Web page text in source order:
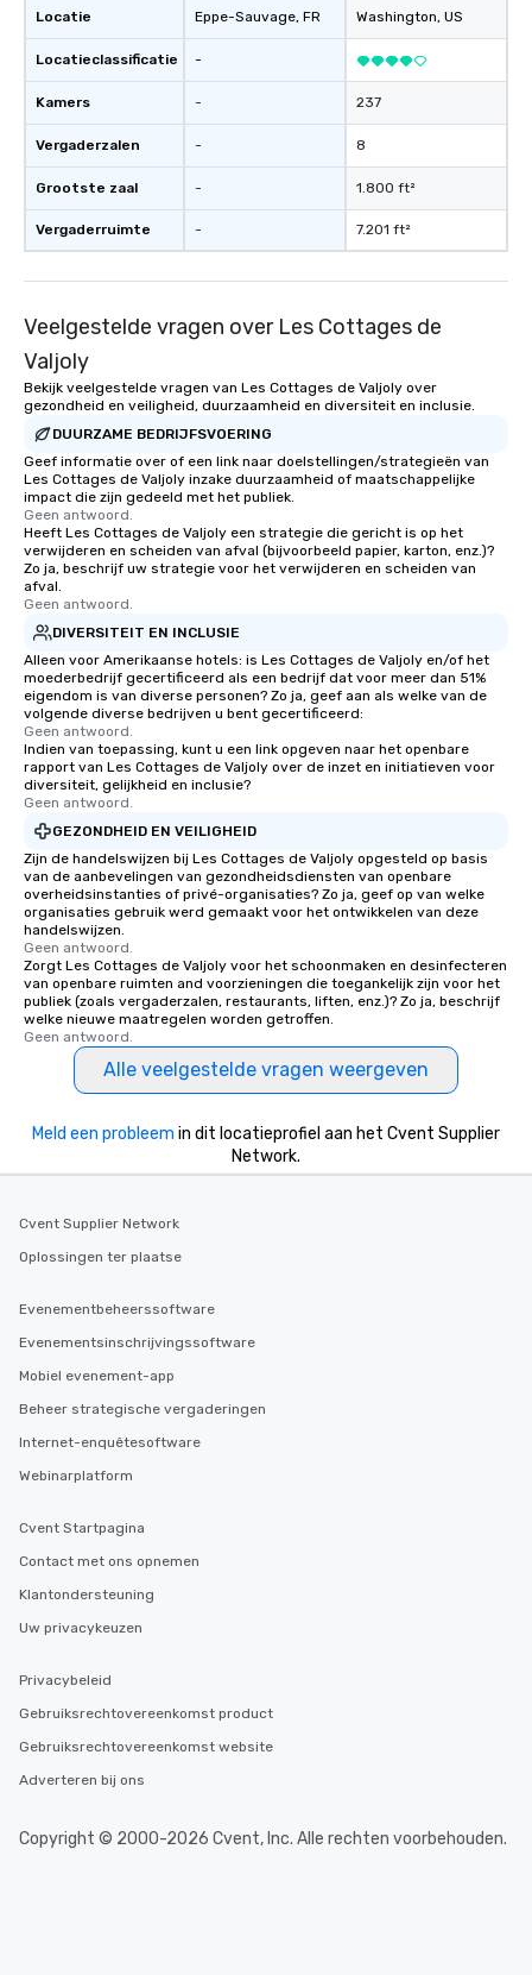
Locatie
Locatieclassificatie
Kamers
Vergaderzalen
Grootste zaal
Vergaderruimte
Eppe-Sauvage, FR
-
-
-
-
-
Washington, US
237
8
1.800 ft²
7.201 ft²
Veelgestelde vragen over Les Cottages de
Valjoly
Bekijk veelgestelde vragen van Les Cottages de Valjoly over
gezondheid en veiligheid, duurzaamheid en diversiteit en inclusie.
DUURZAME BEDRIJFSVOERING
Geef informatie over of een link naar doelstellingen/strategieën van
Les Cottages de Valjoly inzake duurzaamheid of maatschappelijke
impact die zijn gedeeld met het publiek.
Geen antwoord.
Heeft Les Cottages de Valjoly een strategie die gericht is op het
verwijderen en scheiden van afval (bijvoorbeeld papier, karton, enz.)?
Zo ja, beschrijf uw strategie voor het verwijderen en scheiden van
afval.
Geen antwoord.
DIVERSITEIT EN INCLUSIE
Alleen voor Amerikaanse hotels: is Les Cottages de Valjoly en/of het
moederbedrijf gecertificeerd als een bedrijf dat voor meer dan 51%
eigendom is van diverse personen? Zo ja, geef aan als welke van de
volgende diverse bedrijven u bent gecertificeerd:
Geen antwoord.
Indien van toepassing, kunt u een link opgeven naar het openbare
rapport van Les Cottages de Valjoly over de inzet en initiatieven voor
diversiteit, gelijkheid en inclusie?
Geen antwoord.
GEZONDHEID EN VEILIGHEID
Zijn de handelswijzen bij Les Cottages de Valjoly opgesteld op basis
van de aanbevelingen van gezondheidsdiensten van openbare
overheidsinstanties of privé-organisaties? Zo ja, geef op van welke
organisaties gebruik werd gemaakt voor het ontwikkelen van deze
handelswijzen.
Geen antwoord.
Zorgt Les Cottages de Valjoly voor het schoonmaken en desinfecteren
van openbare ruimten and voorzieningen die toegankelijk zijn voor het
publiek (zoals vergaderzalen, restaurants, liften, enz.)? Zo ja, beschrijf
welke nieuwe maatregelen worden getroffen.
Geen antwoord.
Alle veelgestelde vragen weergeven
Meld een probleem in dit locatieprofiel aan het Cvent Supplier
Network.
Cvent Supplier Network
Oplossingen ter plaatse
Evenementbeheerssoftware
Evenementsinschrijvingssoftware
Mobiel evenement-app
Beheer strategische vergaderingen
Internet-enquêtesoftware
Webinarplatform
Cvent Startpagina
Contact met ons opnemen
Klantondersteuning
Uw privacykeuzen
Privacybeleid
Gebruiksrechtovereenkomst product
Gebruiksrechtovereenkomst website
Adverteren bij ons
Copyright © 2000-2026 Cvent, Inc. Alle rechten voorbehouden.